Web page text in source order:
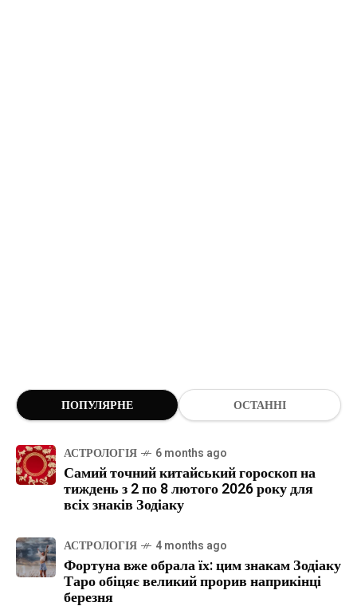
ПОПУЛЯРНЕ ОСТАННІ
АСТРОЛОГІЯ 6 months ago
Самий точний китайський гороскоп на
тиждень з 2 по 8 лютого 2026 року для
всіх знаків Зодіаку
АСТРОЛОГІЯ 4 months ago
Фортуна вже обрала їх: цим знакам Зодіаку
Таро обіцяє великий прорив наприкінці
березня